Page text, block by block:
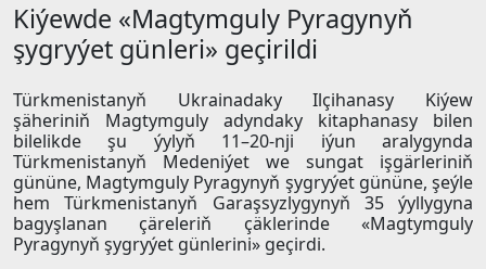
Kiýewde «Magtymguly Pyragynyň
şygryýet günleri» geçirildi
Türkmenistanyň Ukrainadaky Ilçihanasy Kiýew
şäheriniň Magtymguly adyndaky kitaphanasy bilen
bilelikde şu ýylyň 11–20-nji iýun aralygynda
Türkmenistanyň Medeniýet we sungat işgärleriniň
gününe, Magtymguly Pyragynyň şygryýet gününe, şeýle
hem Türkmenistanyň Garaşsyzlygynyň 35 ýyllygyna
bagyşlanan çäreleriň çäklerinde «Magtymguly
Pyragynyň şygryýet günlerini» geçirdi.